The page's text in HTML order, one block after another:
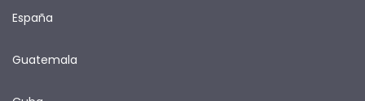
España
Guatemala